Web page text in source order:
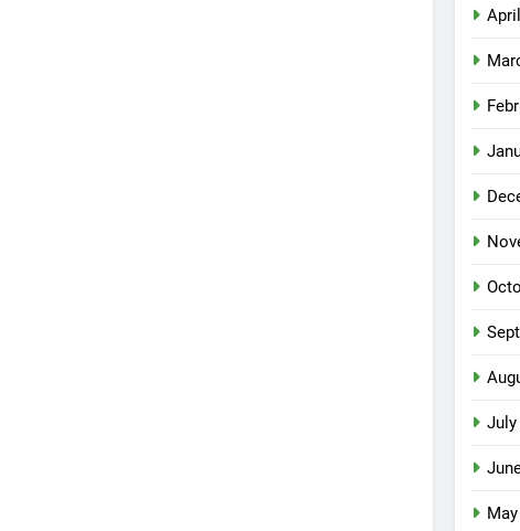
July